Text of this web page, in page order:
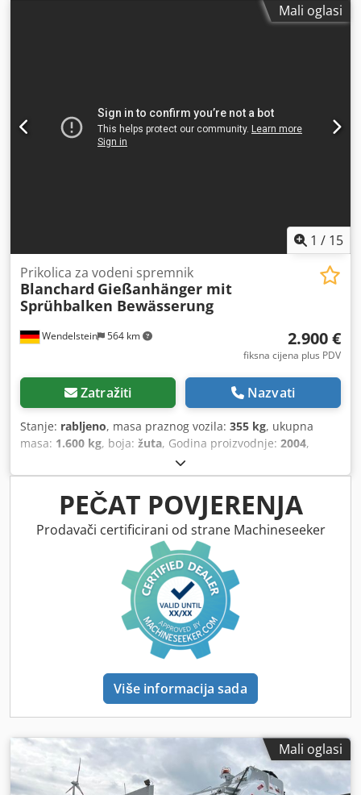
Mali oglasi
1 / 15
Wendelstein 564 km
Prikolica za vodeni spremnik
Blanchard Gießanhänger mit
Sprühbalken Bewässerung
2.900 €
fiksna cijena plus PDV
Zatražiti Nazvati
Stanje: rabljeno, masa praznog vozila: 355 kg, ukupna
masa: 1.600 kg, boja: žuta, Godina proizvodnje: 2004,
PEČAT POVJERENJA
Prodavači certificirani od strane Machineseeker
Više informacija sada
Mali oglasi